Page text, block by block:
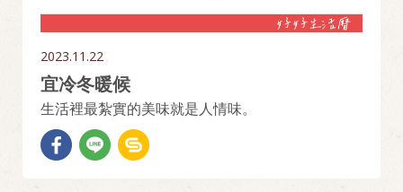
2023.11.22
宜冷冬暖候
生活裡最紮實的美味就是人情味。